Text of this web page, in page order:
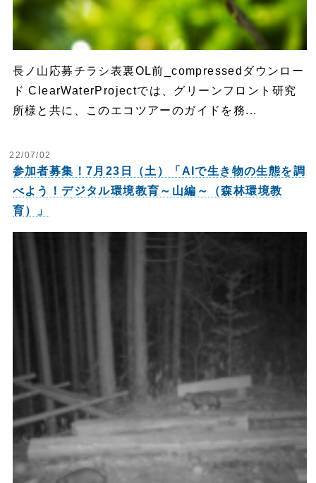
長ノ山応募チラシ表裏OL前_compressedダウンロー
ド ClearWaterProjectでは、グリーンフロント研究
所様と共に、このエコツアーのガイドを務...
22/07/02
参加者募集！7月23日（土）「AIで生き物の生態を調
べよう！デジタル環境教育～山編～（森林環境教
育）」